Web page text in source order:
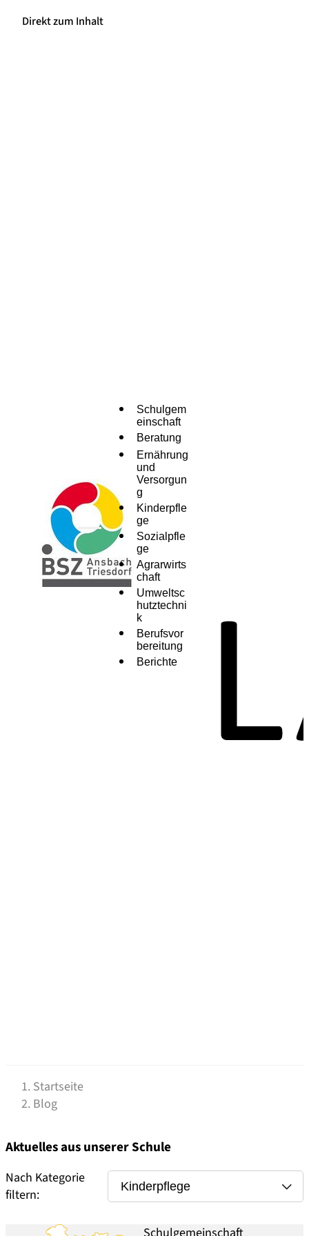
Direkt zum Inhalt
Menü
Schulgem
einschaft
Beratung
Ernährung
und
Versorgun
g
Kinderpfle
ge
Sozialpfle
ge
Agrarwirts
chaft
Umweltsc
hutztechni
k
Berufsvor
bereitung
Berichte
Startseite
Blog
Aktuelles aus unserer Schule
Nach Kategorie
filtern: